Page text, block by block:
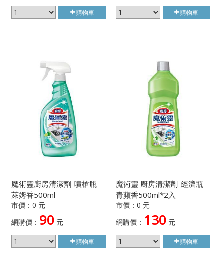
購物車 購物車
魔術靈廚房清潔劑-噴槍瓶-
萊姆香500ml
市價：0 元
網購價： 90 元
購物車
魔術靈 廚房清潔劑-經濟瓶-
青蘋香500ml*2入
市價：0 元
網購價： 130元
購物車